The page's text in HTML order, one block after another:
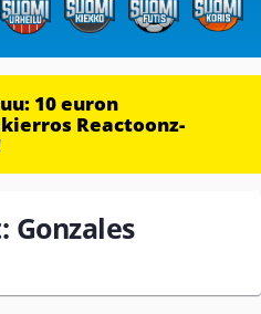
10 euron
Reactoonz-